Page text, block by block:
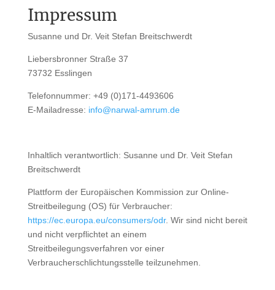
Impressum
Susanne und Dr. Veit Stefan Breitschwerdt
Liebersbronner Straße 37
73732 Esslingen
Telefonnummer: +49 (0)171-4493606
E-Mailadresse: info@narwal-amrum.de
Inhaltlich verantwortlich: Susanne und Dr. Veit Stefan
Breitschwerdt
Plattform der Europäischen Kommission zur Online-
Streitbeilegung (OS) für Verbraucher:
https://ec.europa.eu/consumers/odr. Wir sind nicht bereit
und nicht verpflichtet an einem
Streitbeilegungsverfahren vor einer
Verbraucherschlichtungsstelle teilzunehmen.